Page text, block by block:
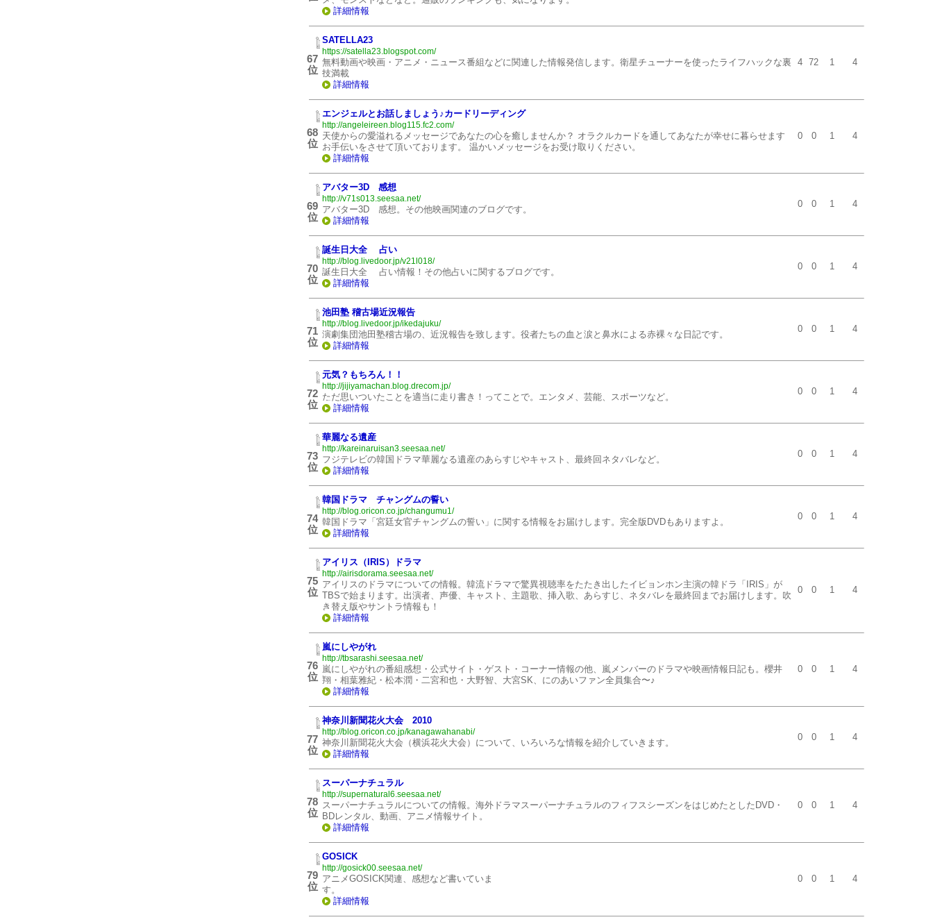
詳細情報
67
位
SATELLA23
https://satella23.blogspot.com/
無料動画や映画・アニメ・ニュース番組などに関連した情報発信します。衛星チューナーを使ったライフハックな裏
技満載
詳細情報
4 72 1 4
68
位
エンジェルとお話しましょう♪カードリーディング
http://angeleireen.blog115.fc2.com/
天使からの愛溢れるメッセージであなたの心を癒しませんか？ オラクルカードを通してあなたが幸せに暮らせます
お手伝いをさせて頂いております。 温かいメッセージをお受け取りください。
詳細情報
0 0 1 4
69
位
アバター3D 感想
http://v71s013.seesaa.net/
アバター3D 感想。その他映画関連のブログです。
詳細情報
0 0 1 4
70
位
誕生日大全 占い
http://blog.livedoor.jp/v21l018/
誕生日大全 占い情報！その他占いに関するブログです。
詳細情報
0 0 1 4
71
位
池田塾 稽古場近況報告
http://blog.livedoor.jp/ikedajuku/
演劇集団池田塾稽古場の、近況報告を致します。役者たちの血と涙と鼻水による赤裸々な日記です。
詳細情報
0 0 1 4
72
位
元気？もちろん！！
http://jijiyamachan.blog.drecom.jp/
ただ思いついたことを適当に走り書き！ってことで。エンタメ、芸能、スポーツなど。
詳細情報
0 0 1 4
73
位
華麗なる遺産
http://kareinaruisan3.seesaa.net/
フジテレビの韓国ドラマ華麗なる遺産のあらすじやキャスト、最終回ネタバレなど。
詳細情報
0 0 1 4
74
位
韓国ドラマ チャングムの誓い
http://blog.oricon.co.jp/changumu1/
韓国ドラマ「宮廷女官チャングムの誓い」に関する情報をお届けします。完全版DVDもありますよ。
詳細情報
0 0 1 4
75
位
アイリス（IRIS）ドラマ
http://airisdorama.seesaa.net/
アイリスのドラマについての情報。韓流ドラマで驚異視聴率をたたき出したイビョンホン主演の韓ドラ「IRIS」が
TBSで始まります。出演者、声優、キャスト、主題歌、挿入歌、あらすじ、ネタバレを最終回までお届けします。吹
き替え版やサントラ情報も！
詳細情報
0 0 1 4
76
位
嵐にしやがれ
http://tbsarashi.seesaa.net/
嵐にしやがれの番組感想・公式サイト・ゲスト・コーナー情報の他、嵐メンバーのドラマや映画情報日記も。櫻井
翔・相葉雅紀・松本潤・二宮和也・大野智、大宮SK、にのあいファン全員集合〜♪
詳細情報
0 0 1 4
77
位
神奈川新聞花火大会 2010
http://blog.oricon.co.jp/kanagawahanabi/
神奈川新聞花火大会（横浜花火大会）について、いろいろな情報を紹介していきます。
詳細情報
0 0 1 4
78
位
スーパーナチュラル
http://supernatural6.seesaa.net/
スーパーナチュラルについての情報。海外ドラマスーパーナチュラルのフィフスシーズンをはじめたとしたDVD・
BDレンタル、動画、アニメ情報サイト。
詳細情報
0 0 1 4
79
位
GOSICK
http://gosick00.seesaa.net/
アニメGOSICK関連、感想など書いていま
す。
詳細情報
0 0 1 4